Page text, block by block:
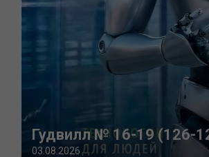
Гудвилл № 16-19 (126-
03.08.2026